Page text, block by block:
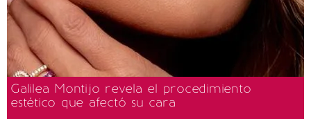
Galilea Montijo revela el procedimiento
estético que afectó su cara